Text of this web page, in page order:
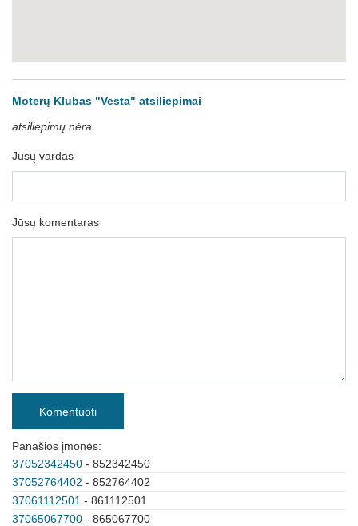
Moterų Klubas "Vesta" atsiliepimai
atsiliepimų nėra
Jūsų vardas
Jūsų komentaras
Komentuoti
Panašios įmonės:
37052342450 - 852342450
37052764402 - 852764402
37061112501 - 861112501
37065067700 - 865067700